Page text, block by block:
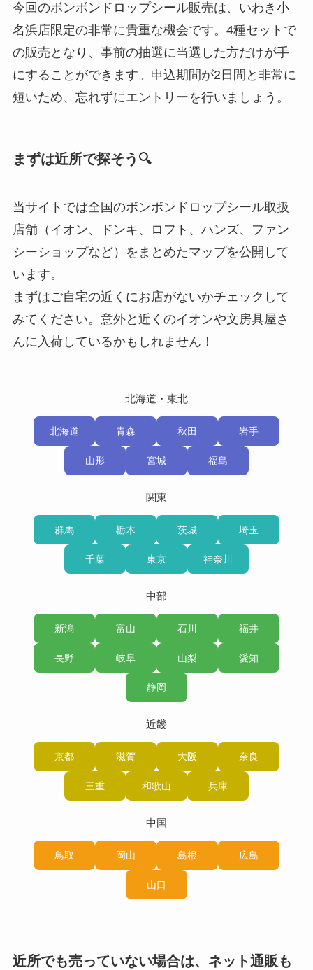
今回のボンボンドロップシール販売は、いわき小
名浜店限定の非常に貴重な機会です。4種セットで
の販売となり、事前の抽選に当選した方だけが手
にすることができます。申込期間が2日間と非常に
短いため、忘れずにエントリーを行いましょう。
まずは近所で探そう🔍
当サイトでは全国のボンボンドロップシール取扱
店舗（イオン、ドンキ、ロフト、ハンズ、ファン
シーショップなど）をまとめたマップを公開して
います。
まずはご自宅の近くにお店がないかチェックして
みてください。意外と近くのイオンや文房具屋さ
んに入荷しているかもしれません！
北海道・東北
北海道 青森 秋田 岩手
山形 宮城 福島
関東
群馬 栃木 茨城 埼玉
千葉 東京 神奈川
中部
新潟 富山 石川 福井
長野 岐阜 山梨 愛知
静岡
近畿
京都 滋賀 大阪 奈良
三重 和歌山 兵庫
中国
鳥取 岡山 島根 広島
山口
近所でも売っていない場合は、ネット通販も